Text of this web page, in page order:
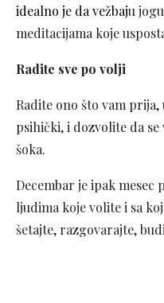
idealno je da vežbaju
meditacijama koje
Radite sve po volji
Radite ono što vam prija,
psihički, i dozvolite da
šoka.
Decembar je ipak
ljudima koje volite i sa
šetajte, razgovarajte,